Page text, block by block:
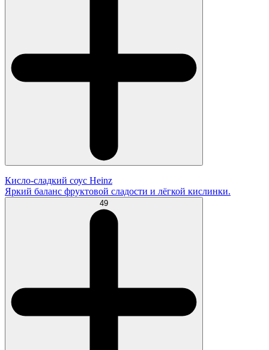
Кисло-сладкий соус Heinz
Яркий баланс фруктовой сладости и лёгкой кислинки.
49